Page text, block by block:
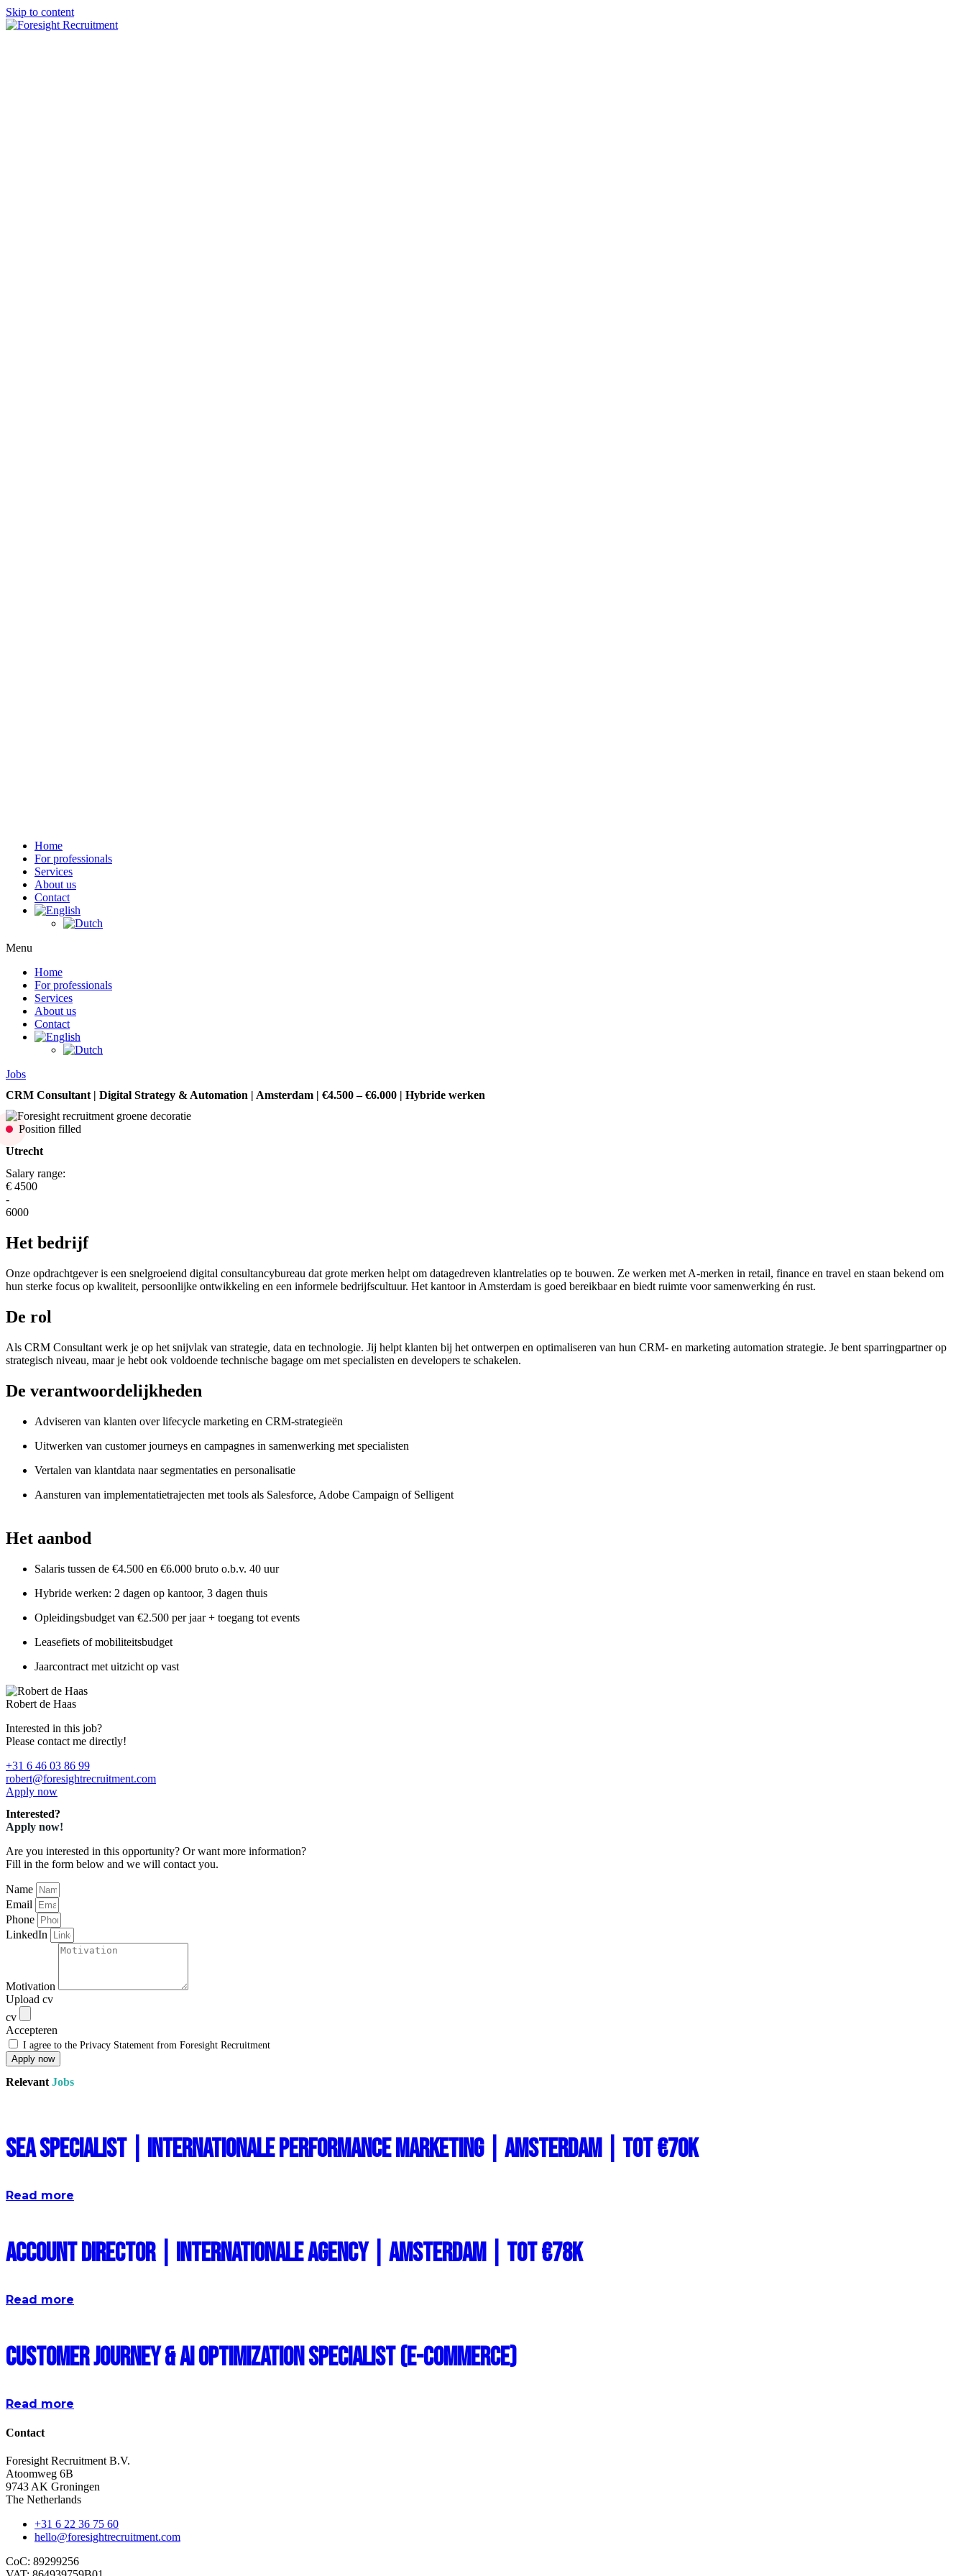
Skip to content
Home
For professionals
Services
About us
Contact
Menu
Home
For professionals
Services
About us
Contact
Jobs
CRM Consultant | Digital Strategy & Automation | Amsterdam | €4.500 – €6.000 | Hybride werken
Position filled
Utrecht
Salary range:
€ 4500
-
6000
Het bedrijf
Onze opdrachtgever is een snelgroeiend digital consultancybureau dat grote merken helpt om datagedreven klantrelaties op te bouwen. Ze werken met A-merken in retail, finance en travel en staan bekend om
hun sterke focus op kwaliteit, persoonlijke ontwikkeling en een informele bedrijfscultuur. Het kantoor in Amsterdam is goed bereikbaar en biedt ruimte voor samenwerking én rust.
De rol
Als CRM Consultant werk je op het snijvlak van strategie, data en technologie. Jij helpt klanten bij het ontwerpen en optimaliseren van hun CRM- en marketing automation strategie. Je bent sparringpartner op
strategisch niveau, maar je hebt ook voldoende technische bagage om met specialisten en developers te schakelen.
De verantwoordelijkheden
Adviseren van klanten over lifecycle marketing en CRM-strategieën
Uitwerken van customer journeys en campagnes in samenwerking met specialisten
Vertalen van klantdata naar segmentaties en personalisatie
Aansturen van implementatietrajecten met tools als Salesforce, Adobe Campaign of Selligent
Het aanbod
Salaris tussen de €4.500 en €6.000 bruto o.b.v. 40 uur
Hybride werken: 2 dagen op kantoor, 3 dagen thuis
Opleidingsbudget van €2.500 per jaar + toegang tot events
Leasefiets of mobiliteitsbudget
Jaarcontract met uitzicht op vast
Robert de Haas
Interested in this job?
Please contact me directly!
+31 6 46 03 86 99
robert@foresightrecruitment.com
Apply now
Interested?
Apply now!
Are you interested in this opportunity? Or want more information?
Fill in the form below and we will contact you.
Name
Email
Phone
LinkedIn
Motivation
Upload cv
cv
Accepteren
I agree to the Privacy Statement from Foresight Recruitment
Apply now
Relevant Jobs
SEA Specialist | Internationale Performance Marketing | Amsterdam | Tot €70k
Read more
Account Director | Internationale Agency | Amsterdam | Tot €78k
Read more
Customer Journey & AI Optimization Specialist (E-commerce)
Read more
Contact
Foresight Recruitment B.V.
Atoomweg 6B
9743 AK Groningen
The Netherlands
+31 6 22 36 75 60
hello@foresightrecruitment.com
CoC: 89299256